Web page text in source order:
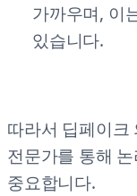
가까우며, 이
있습니다.
따라서 딥페이크
전문가를 통해
중요합니다.